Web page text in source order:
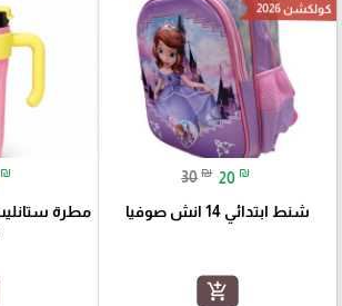
كولكشن 2026
30 ₪ 20 ₪
شنط ابتدائي 14 انش صوفيا
add_shopping_cart
₪